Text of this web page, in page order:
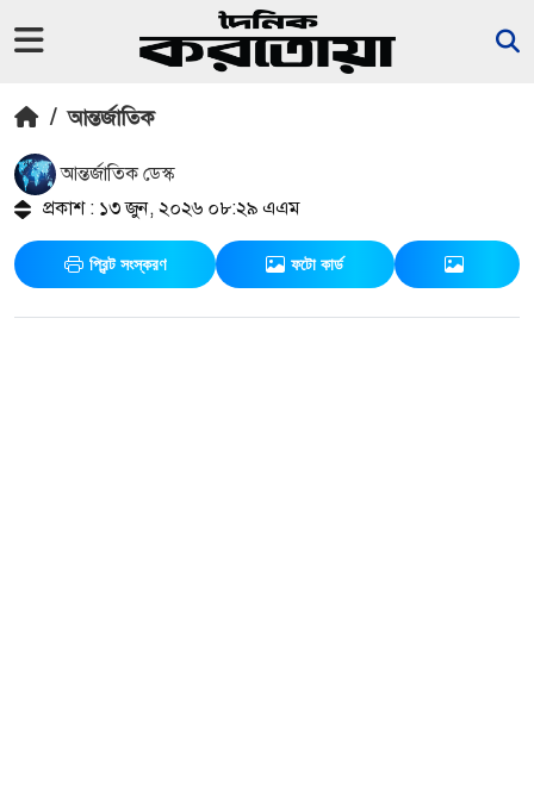
/ আন্তর্জাতিক
আন্তর্জাতিক ডেস্ক
প্রকাশ : ১৩ জুন, ২০২৬ ০৮:২৯ এএম
প্রিন্ট সংস্করণ ফটো কার্ড